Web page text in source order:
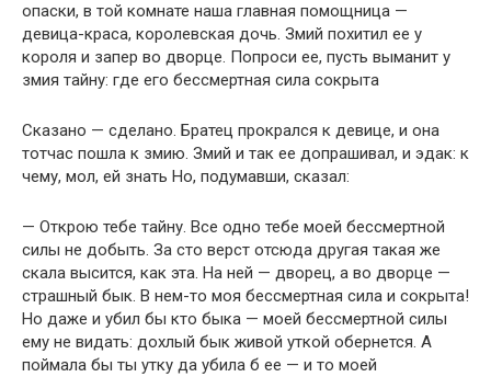
опаски, в той комнате наша главная помощница —
девица-краса, королевская дочь. Змий похитил ее у
короля и запер во дворце. Попроси ее, пусть выманит у
змия тайну: где его бессмертная сила сокрыта
Сказано — сделано. Братец прокрался к девице, и она
тотчас пошла к змию. Змий и так ее допрашивал, и эдак: к
чему, мол, ей знать Но, подумавши, сказал:
— Открою тебе тайну. Все одно тебе моей бессмертной
силы не добыть. За сто верст отсюда другая такая же
скала высится, как эта. На ней — дворец, а во дворце —
страшный бык. В нем-то моя бессмертная сила и сокрыта!
Но даже и убил бы кто быка — моей бессмертной силы
ему не видать: дохлый бык живой уткой обернется. А
поймала бы ты утку да убила б ее — и то моей